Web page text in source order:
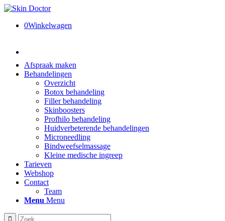
0Winkelwagen
Afspraak maken
Behandelingen
Overzicht
Botox behandeling
Filler behandeling
Skinboosters
Profhilo behandeling
Huidverbeterende behandelingen
Microneedling
Bindweefselmassage
Kleine medische ingreep
Tarieven
Webshop
Contact
Team
Menu Menu